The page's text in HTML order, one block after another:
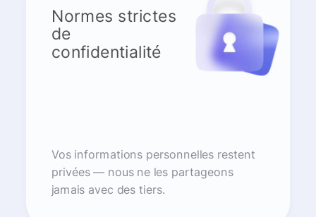
Normes strictes
de
confidentialité
Vos informations personnelles restent
privées — nous ne les partageons
jamais avec des tiers.